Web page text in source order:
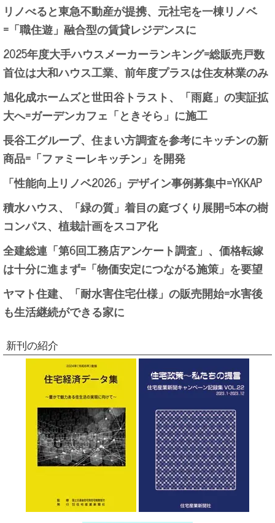
リノべると東急不動産が提携、元社宅を一棟リノベ
=「職住遊」融合型の賃貸レジデンスに
2025年度大手ハウスメーカーランキング=総販売戸数
首位は大和ハウス工業、前年度プラスは住友林業のみ
旭化成ホームズと世田谷トラスト、「雨庭」の実証拡
大へ=ガーデンカフェ「ときそら」に施工
長谷工グループ、住まい方調査を参考にキッチンの新
商品=「ファミーレキッチン」を開発
「性能向上リノベ2026」デザイン事例募集中=YKKAP
積水ハウス、「緑の質」着目の庭づくり展開=5本の樹
コンパス、植栽計画をスコア化
全建総連「第6回工務店アンケート調査」、価格転嫁
は十分に進まず=「物価安定につながる施策」を要望
ヤマト住建、「耐水害住宅仕様」の販売開始=水害後
も生活継続ができる家に
新刊の紹介